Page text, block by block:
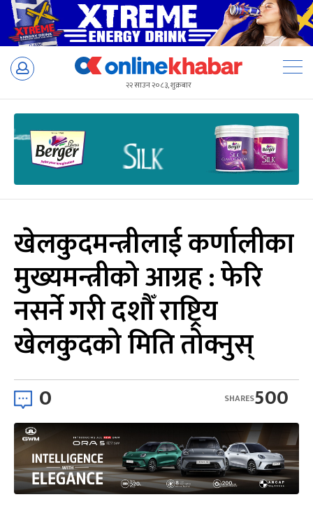
Skip
२२ साउन २०८३, शुक्रबार
खेलकुदमन्त्रीलाई कर्णालीका
मुख्यमन्त्रीको आग्रह : फेरि
नसर्ने गरी दशौँ राष्ट्रिय
खेलकुदको मिति तोक्नुस्
0 500
SHARES